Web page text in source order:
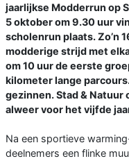
jaarlijkse Modderrun op
5 oktober om 9.30 uur
scholenrun plaats. Zo’n
modderige strijd met
om 10 uur de eerste
kilometer lange
gezinnen. Stad &
alweer voor het vijfde
Na een sportieve
deelnemers een flinke